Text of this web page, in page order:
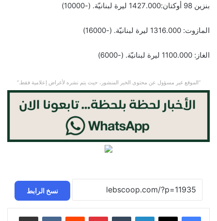
بنزين 98 أوكتان:1427.000 ليرة لبنانيّة. (-10000)
المازوت: 1316.000 ليرة لبنانيّة. (-16000)
الغاز: 1100.000 ليرة لبنانيّة. (-6000)
“الموقع غير مسؤول عن محتوى الخبر المنشور، حيث يتم نشره لأغراض إعلامية فقط.”
نسخ الرابط
لينكدإن بينتيريست مشاركة عبر البريد